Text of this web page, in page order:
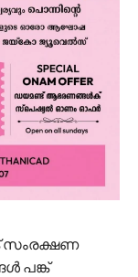
സംരക്ഷണ
പങ്ക്